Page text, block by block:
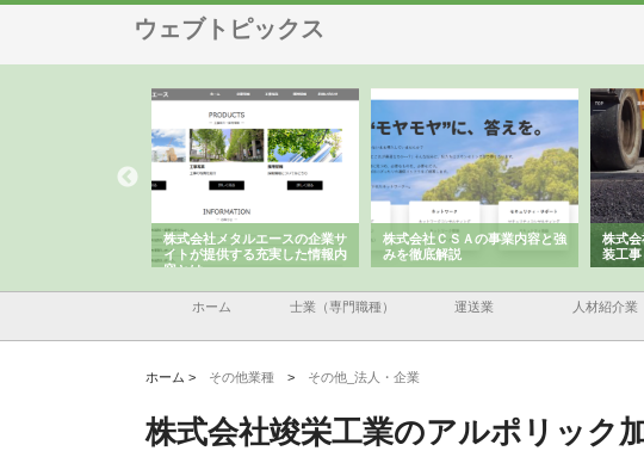
ウェブトピックス
株式会社ＣＳＡの事業内容と強
みを徹底解説
株式会社山形道路が手がける舗
装工事と土木技術の全容
ホク
る給
績と強
ホーム 士業（専門職種） 運送業 人材紹介業
ホーム > その他業種 > その他_法人・企業
株式会社竣栄工業のアルポリック